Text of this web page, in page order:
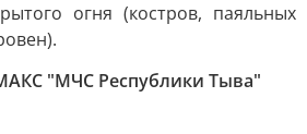
огня (костров, паяльных
"МЧС Республики Тыва"